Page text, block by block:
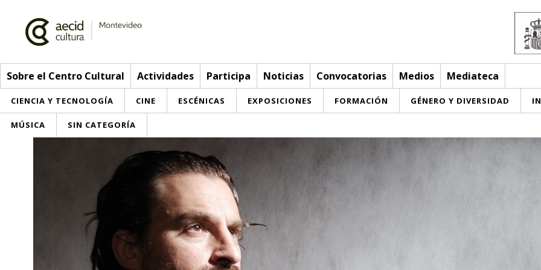
Sobre el Centro Cultural Actividades Participa Noticias Convocatorias Medios Mediateca
CIENCIA Y TECNOLOGÍA CINE ESCÉNICAS EXPOSICIONES FORMACIÓN GÉNERO Y DIVERSIDAD
MÚSICA SIN CATEGORÍA
> Go to Actividades
Envíanos tu propuesta
Buzón de sugerencias